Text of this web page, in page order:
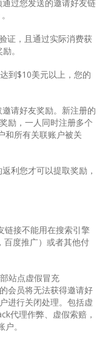
过您发送的邀请好友链
证，且通过实际消费获
。
到$10美元以上，您的
请好友奖励。新注册的
励，一人同时注册多个
和所有关联账户被关
利您才可以提取奖励，
链接不能用在搜索引擎
度推广）或者其他付
站点虚假冒充
会员将无法获得邀请好
进行关闭处理。包括虚
代理作弊、虚假索赔，
。